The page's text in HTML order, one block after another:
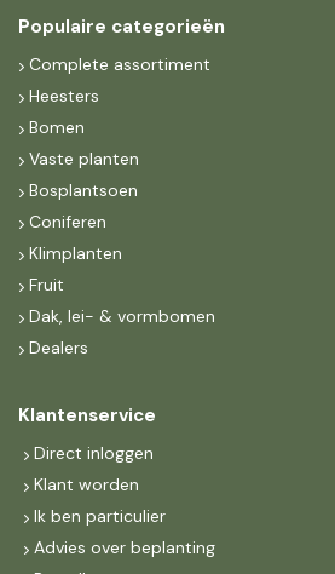
Populaire categorieën
Complete assortiment
Heesters
Bomen
Vaste planten
Bosplantsoen
Coniferen
Klimplanten
Fruit
Dak, lei- & vormbomen
Dealers
Klantenservice
Direct inloggen
Klant worden
Ik ben particulier
Advies over beplanting